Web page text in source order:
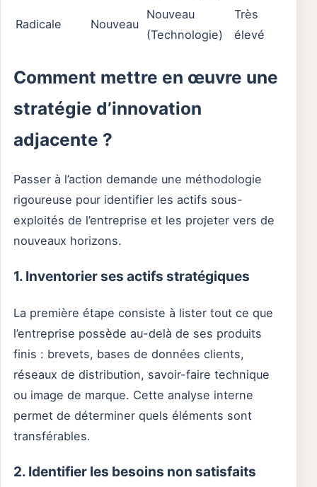
Radicale Nouveau
Nouveau
(Technologie)
Très
élevé
Comment mettre en œuvre une
stratégie d’innovation
adjacente ?
Passer à l’action demande une méthodologie
rigoureuse pour identifier les actifs sous-
exploités de l’entreprise et les projeter vers de
nouveaux horizons.
1. Inventorier ses actifs stratégiques
La première étape consiste à lister tout ce que
l’entreprise possède au-delà de ses produits
finis : brevets, bases de données clients,
réseaux de distribution, savoir-faire technique
ou image de marque. Cette analyse interne
permet de déterminer quels éléments sont
transférables.
2. Identifier les besoins non satisfaits